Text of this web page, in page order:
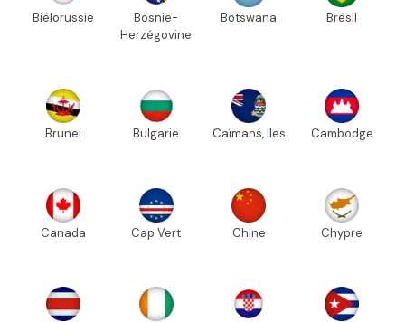
Biélorussie
Bosnie-
Herzégovine
Botswana Brésil
Brunei Bulgarie Caïmans, Iles Cambodge
Canada Cap Vert Chine Chypre